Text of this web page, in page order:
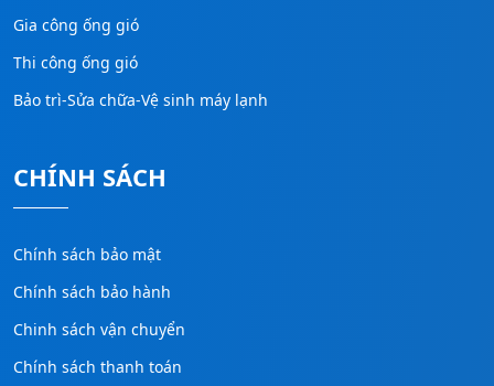
Gia công ống gió
Thi công ống gió
Bảo trì-Sửa chữa-Vệ sinh máy lạnh
CHÍNH SÁCH
Chính sách bảo mật
Chính sách bảo hành
Chinh sách vận chuyển
Chính sách thanh toán